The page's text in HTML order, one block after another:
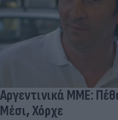
Αργεντινικά ΜΜΕ:
Μέσι, Χόρχε